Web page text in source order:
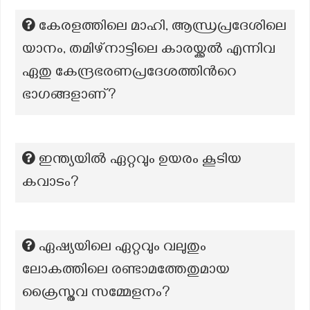
കേരളത്തിലെ മാഹി, ആന്ധ്രപ്രദേശിലെ
യാനം, തമിഴ്നാട്ടിലെ കാരയ്ക്കൽ എന്നിവ
ഏതു കേന്ദ്രഭരണപ്രദേശത്തിൻറെ
ഭാഗങ്ങളാണ്?
ഇന്ത്യയിൽ ഏറ്റവും ഉയരം കൂടിയ
കവാടം?
ഏഷ്യയിലെ ഏറ്റവും വലുതും
ലോകത്തിലെ രണ്ടാമത്തേതുമായ
ക്രൈസ്തവ സമ്മേളനം?